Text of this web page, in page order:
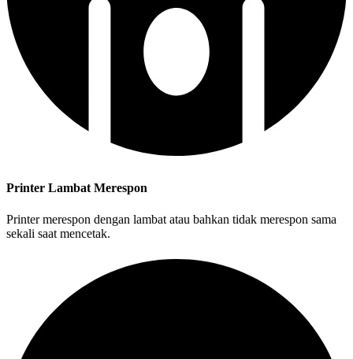
Printer Lambat Merespon
Printer merespon dengan lambat atau bahkan tidak merespon sama
sekali saat mencetak.